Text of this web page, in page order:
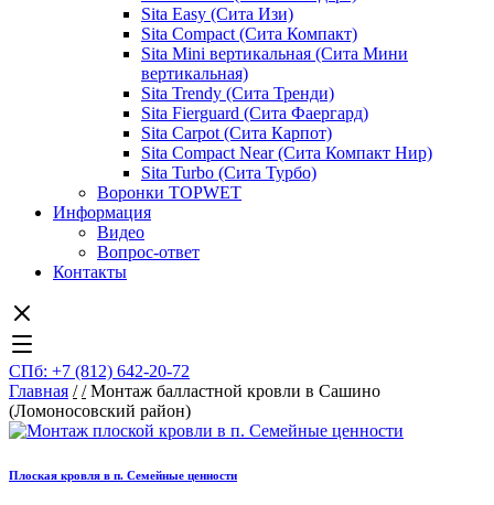
Sita Easy (Сита Изи)
Sita Compact (Сита Компакт)
Sita Mini вертикальная (Сита Мини
вертикальная)
Sita Trendy (Сита Тренди)
Sita Fierguard (Сита Фаергард)
Sita Carpot (Сита Карпот)
Sita Compact Near (Сита Компакт Нир)
Sita Turbo (Сита Турбо)
Воронки TOPWET
Информация
Видео
Вопрос-ответ
Контакты
СПб: +7 (812) 642-20-72
Главная / /Монтаж балластной кровли в Сашино
(Ломоносовский район)
Плоская кровля в п. Семейные ценности